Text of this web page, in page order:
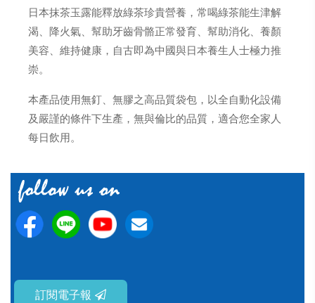
日本抹茶玉露能釋放綠茶珍貴營養，常喝綠茶能生津解
渴、降火氣、幫助牙齒骨骼正常發育、幫助消化、養顏
美容、維持健康，自古即為中國與日本養生人士極力推
崇。
本產品使用無釘、無膠之高品質袋包，以全自動化設備
及嚴謹的條件下生產，無與倫比的品質，適合您全家人
每日飲用。
訂閱電子報